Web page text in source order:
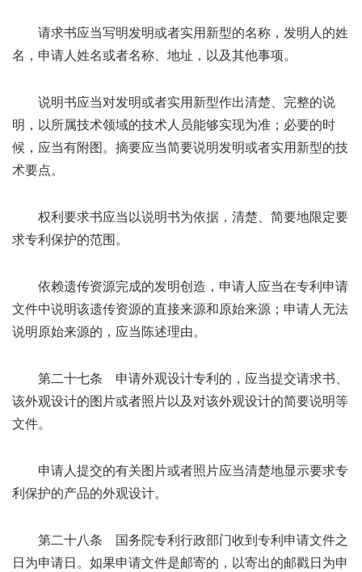
请求书应当写明发明或者实用新型的名称，发明人的姓
名，申请人姓名或者名称、地址，以及其他事项。
说明书应当对发明或者实用新型作出清楚、完整的说
明，以所属技术领域的技术人员能够实现为准；必要的时
候，应当有附图。摘要应当简要说明发明或者实用新型的技
术要点。
权利要求书应当以说明书为依据，清楚、简要地限定要
求专利保护的范围。
依赖遗传资源完成的发明创造，申请人应当在专利申请
文件中说明该遗传资源的直接来源和原始来源；申请人无法
说明原始来源的，应当陈述理由。
第二十七条 申请外观设计专利的，应当提交请求书、
该外观设计的图片或者照片以及对该外观设计的简要说明等
文件。
申请人提交的有关图片或者照片应当清楚地显示要求专
利保护的产品的外观设计。
第二十八条 国务院专利行政部门收到专利申请文件之
日为申请日。如果申请文件是邮寄的，以寄出的邮戳日为申